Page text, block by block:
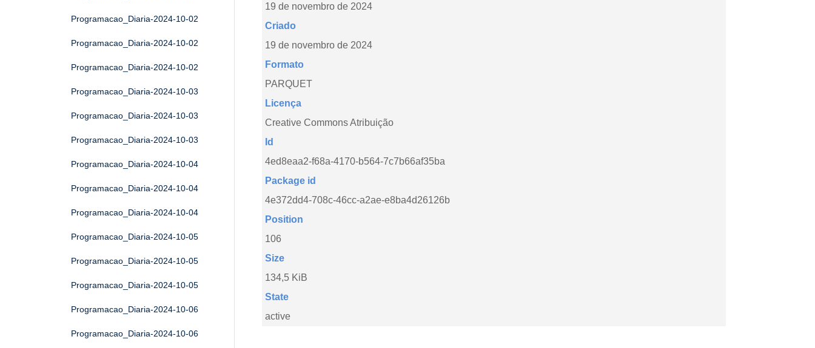
Programacao_Diaria-2024-10-02
Programacao_Diaria-2024-10-02
Programacao_Diaria-2024-10-02
Programacao_Diaria-2024-10-03
Programacao_Diaria-2024-10-03
Programacao_Diaria-2024-10-03
Programacao_Diaria-2024-10-04
Programacao_Diaria-2024-10-04
Programacao_Diaria-2024-10-04
Programacao_Diaria-2024-10-05
Programacao_Diaria-2024-10-05
Programacao_Diaria-2024-10-05
Programacao_Diaria-2024-10-06
Programacao_Diaria-2024-10-06
19 de novembro de 2024
Criado
19 de novembro de 2024
Formato
PARQUET
Licença
Creative Commons Atribuição
Id
4ed8eaa2-f68a-4170-b564-7c7b66af35ba
Package id
4e372dd4-708c-46cc-a2ae-e8ba4d26126b
Position
106
Size
134,5 KiB
State
active